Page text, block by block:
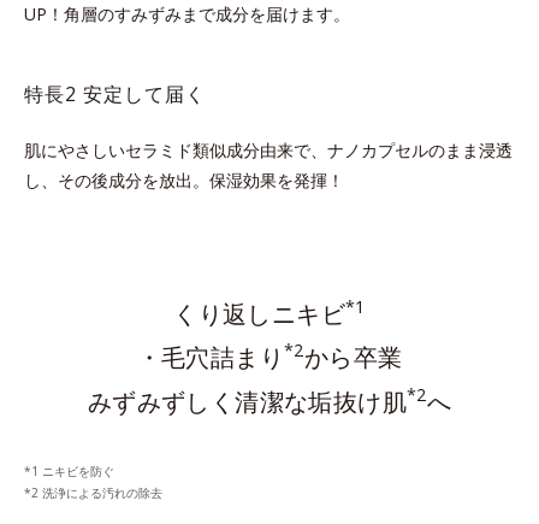
UP！ 角層のすみずみまで成分を届けます。
特長2 安定して届く
肌にやさしいセラミド類似成分由来で、ナノカプセルのまま浸透
し、その後成分を放出。保湿効果を発揮！
くり返しニキビ*1
・毛穴詰まり *2から卒業
みずみずしく清潔な垢抜け肌*2へ
ニキビを防ぐ
洗浄による汚れの除去